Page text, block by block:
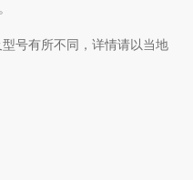
号有所不同，详情请以当地